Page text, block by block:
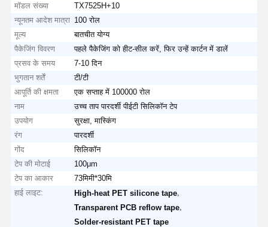
मॉडल संख्या
TX7525H+10
न्यूनतम आदेश मात्रा 100 रोल
मूल्य
बातचीत योग्य
पैकेजिंग विवरण
पहले पैकेजिंग को हीट-सील करें, फिर उन्हें कार्टन में डालें
प्रसव के समय
7-10 दिन
भुगतान शर्तें
टी/टी
आपूर्ति की क्षमता
एक सप्ताह में 100000 रोल
नाम
उच्च ताप पारदर्शी पीईटी सिलिकॉन टेप
उपयोग
सुरक्षा, मास्किंग
रंग
पारदर्शी
गोंद
सिलिकॉन
टेप की मोटाई
100μm
टेप का आकार
73मिमी*30मि
हाई लाइट:
High-heat PET silicone tape
Transparent PCB reflow tape
Solder-resistant PET tape